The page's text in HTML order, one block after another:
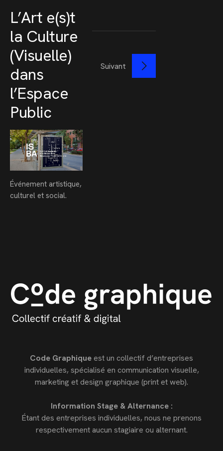
L’Art e(s)t
la Culture
(Visuelle)
dans
l’Espace
Public
Événement artistique,
culturel et social.
Suivant
Code Graphiqueest un collectif d’entreprises
individuelles, spécialisé en communication visuelle,
marketing et design graphique (print et web).
Information Stage & Alternance :
Étant des entreprises individuelles, nous ne prenons
respectivement aucun stagiaire ou alternant.